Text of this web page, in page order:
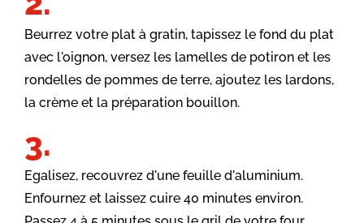
Beurrez votre plat à gratin, tapissez le fond du plat
avec l'oignon, versez les lamelles de potiron et les
rondelles de pommes de terre, ajoutez les lardons,
la crème et la préparation bouillon.
Egalisez, recouvrez d'une feuille d'aluminium.
Enfournez et laissez cuire 40 minutes environ.